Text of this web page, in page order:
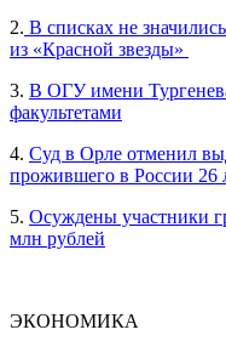
2. В списках не
из «Красной звезды»
3. В ОГУ имени
факультетами
4. Суд в Орле отменил
прожившего в России 26
5. Осуждены участники
млн рублей
ЭКОНОМИКА